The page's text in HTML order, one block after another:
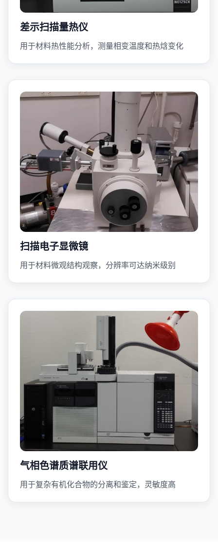
差示扫描量热仪
用于材料热性能分析，测量相变温度和热焓变化
扫描电子显微镜
用于材料微观结构观察，分辨率可达纳米级别
气相色谱质谱联用仪
用于复杂有机化合物的分离和鉴定，灵敏度高